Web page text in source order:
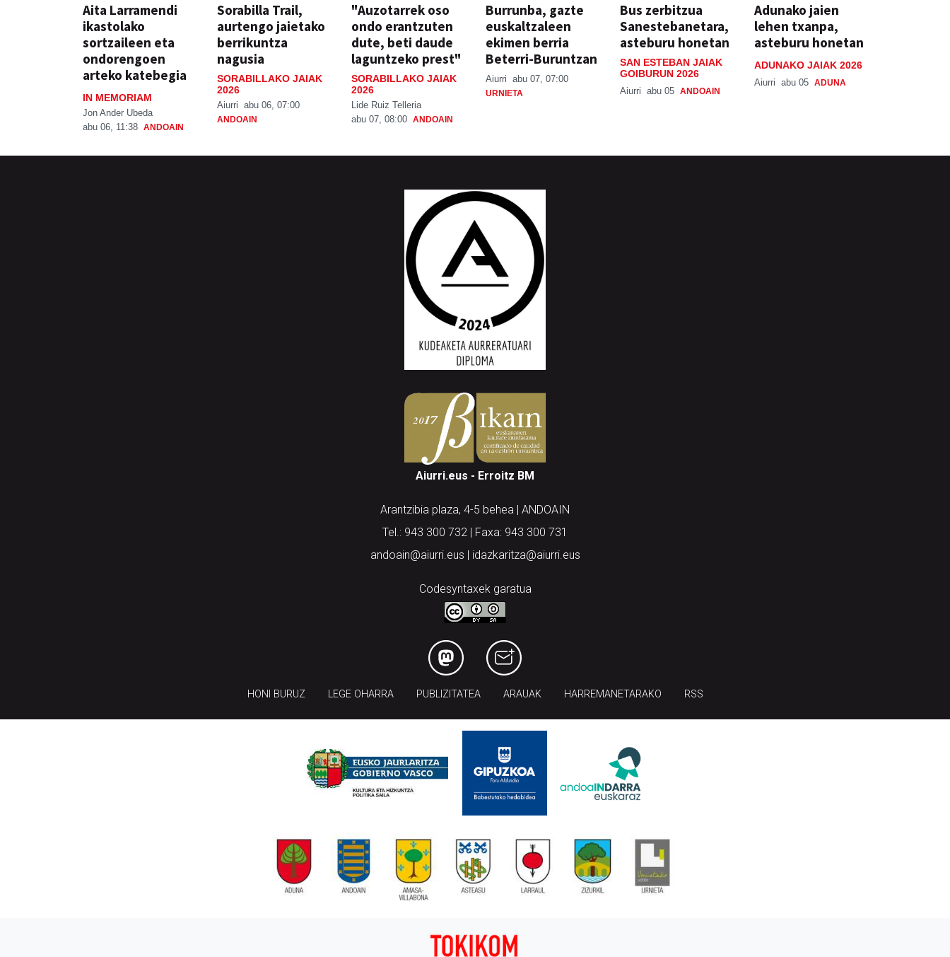
Aita Larramendi
ikastolako
sortzaileen eta
ondorengoen
arteko katebegia
IN MEMORIAM
Jon Ander Ubeda
abu 06, 11:38 ANDOAIN
Sorabilla Trail,
aurtengo jaietako
berrikuntza
nagusia
SORABILLAKO JAIAK
2026
Aiurri abu 06, 07:00
ANDOAIN
"Auzotarrek oso
ondo erantzuten
dute, beti daude
laguntzeko prest"
SORABILLAKO JAIAK
2026
Lide Ruiz Telleria
abu 07, 08:00 ANDOAIN
Burrunba, gazte
euskaltzaleen
ekimen berria
Beterri-Buruntzan
Aiurri abu 07, 07:00
URNIETA
Bus zerbitzua
Sanestebanetara,
asteburu honetan
SAN ESTEBAN JAIAK
GOIBURUN 2026
Aiurri abu 05 ANDOAIN
Adunako jaien
lehen txanpa,
asteburu honetan
ADUNAKO JAIAK 2026
Aiurri abu 05 ADUNA
Aiurri.eus - Erroitz BM
Arantzibia plaza, 4-5 behea | ANDOAIN
Tel.: 943 300 732 | Faxa: 943 300 731
andoain@aiurri.eus | idazkaritza@aiurri.eus
Codesyntaxek garatua
HONI BURUZ LEGE OHARRA PUBLIZITATEA ARAUAK HARREMANETARAKO RSS